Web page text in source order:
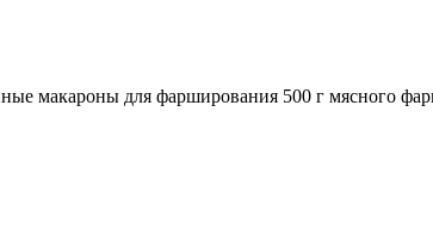
макароны для фарширования 500 г мясного